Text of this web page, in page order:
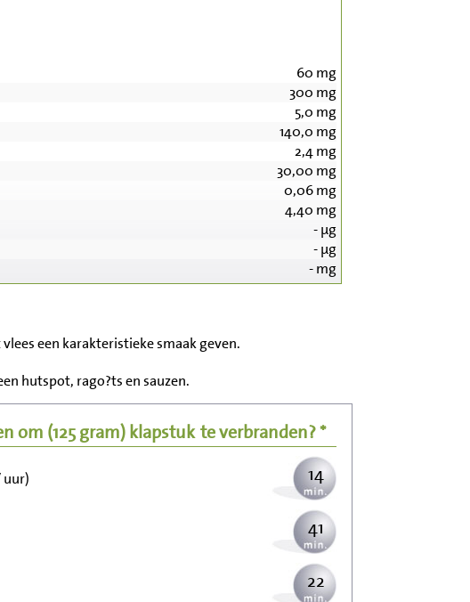
60 mg
300 mg
5,0 mg
140,0 mg
2,4mg
30,00 mg
0,06mg
4,40 mg
-µg
-µg
-mg
een karakteristieke smaak geven.
hutspot, rago?ts en sauzen.
om (125 gram)klapstuk te verbranden? *
37
uur) 14
41
22